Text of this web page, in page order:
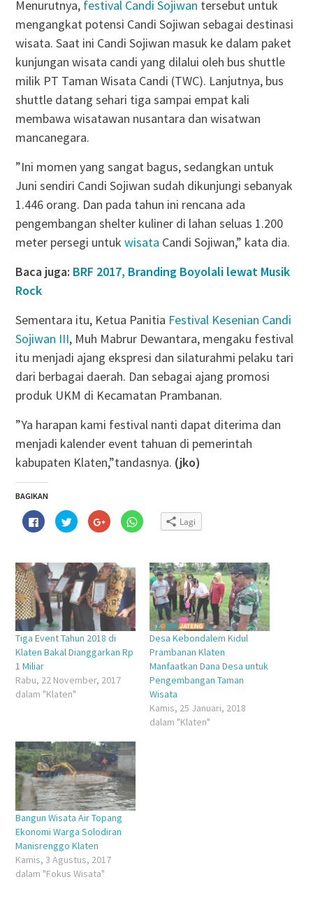
Menurutnya, festival Candi Sojiwan tersebut untuk
mengangkat potensi Candi Sojiwan sebagai destinasi
wisata. Saat ini Candi Sojiwan masuk ke dalam paket
kunjungan wisata candi yang dilalui oleh bus shuttle
milik PT Taman Wisata Candi (TWC). Lanjutnya, bus
shuttle datang sehari tiga sampai empat kali
membawa wisatawan nusantara dan wisatwan
mancanegara.
”Ini momen yang sangat bagus, sedangkan untuk
Juni sendiri Candi Sojiwan sudah dikunjungi sebanyak
1.446 orang. Dan pada tahun ini rencana ada
pengembangan shelter kuliner di lahan seluas 1.200
meter persegi untuk wisata Candi Sojiwan,” kata dia.
Baca juga: BRF 2017, Branding Boyolali lewat Musik
Rock
Sementara itu, Ketua Panitia Festival Kesenian Candi
Sojiwan III, Muh Mabrur Dewantara, mengaku festival
itu menjadi ajang ekspresi dan silaturahmi pelaku tari
dari berbagai daerah. Dan sebagai ajang promosi
produk UKM di Kecamatan Prambanan.
”Ya harapan kami festival nanti dapat diterima dan
menjadi kalender event tahuan di pemerintah
kabupaten Klaten,”tandasnya. (jko)
BAGIKAN
Klik
untuk
membagikan
di
jendela
yang
baru)
Klik
untuk
berbagi
di
jendela
yang
baru)
Klik
untuk
berbagi
(Membuka
di
jendela
yang
baru)
Klik
untuk
jendela
yang
baru)
Lagi
Tiga Event Tahun 2018 di
Klaten Bakal Dianggarkan Rp
1 Miliar
Rabu, 22 November, 2017
dalam "Klaten"
Desa Kebondalem Kidul
Prambanan Klaten
Manfaatkan Dana Desa untuk
Pengembangan Taman
Wisata
Kamis, 25 Januari, 2018
dalam "Klaten"
Bangun Wisata Air Topang
Ekonomi Warga Solodiran
Manisrenggo Klaten
Kamis, 3 Agustus, 2017
dalam "Fokus Wisata"